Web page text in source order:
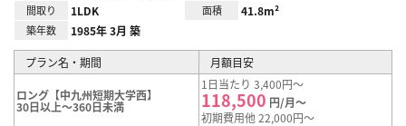
間取り 1LDK 面積 41.8m²
築年数 1985年 3月 築
プラン名・期間 月額目安
ロング【中九州短期大学西】
30日以上～360日未満
1日当たり 3,400円～
118,500 円/月～
初期費用他 22,000円～